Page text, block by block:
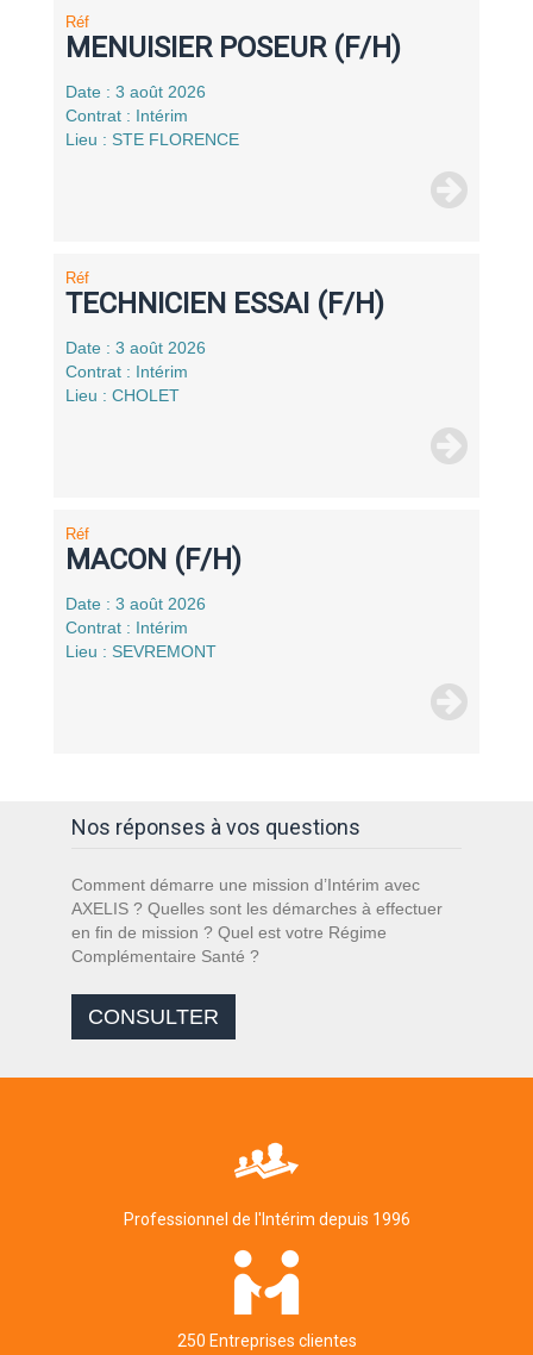
Réf
MENUISIER POSEUR (F/H)
Date : 3 août 2026
Contrat : Intérim
Lieu : STE FLORENCE
Réf
TECHNICIEN ESSAI (F/H)
Date : 3 août 2026
Contrat : Intérim
Lieu : CHOLET
Réf
MACON (F/H)
Date : 3 août 2026
Contrat : Intérim
Lieu : SEVREMONT
Nos réponses à vos questions
Comment démarre une mission d’Intérim avec
AXELIS ? Quelles sont les démarches à effectuer
en fin de mission ? Quel est votre Régime
Complémentaire Santé ?
CONSULTER
Professionnel de l'Intérim depuis 1996
250 Entreprises clientes